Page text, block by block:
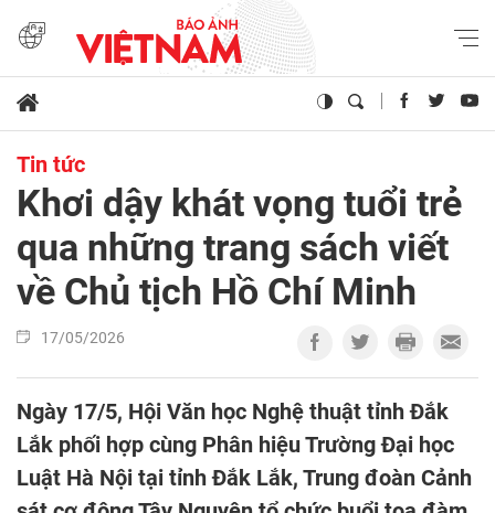
Tin tức
Khơi dậy khát vọng tuổi trẻ
qua những trang sách viết
về Chủ tịch Hồ Chí Minh
17/05/2026
Ngày 17/5, Hội Văn học Nghệ thuật tỉnh Đắk
Lắk phối hợp cùng Phân hiệu Trường Đại học
Luật Hà Nội tại tỉnh Đắk Lắk, Trung đoàn Cảnh